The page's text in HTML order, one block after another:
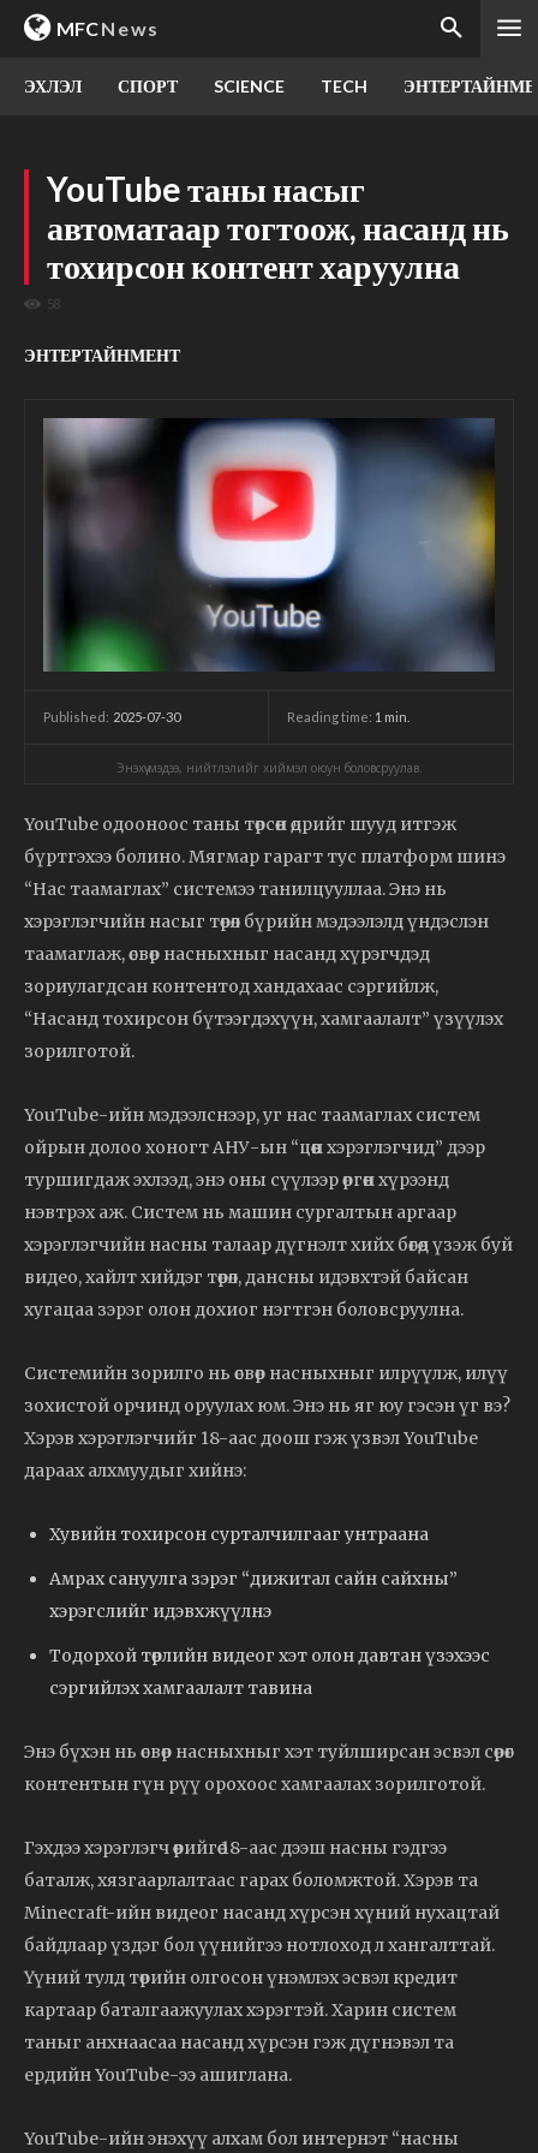
MFCNews
ЭХЛЭЛ СПОРТ SCIENCE TECH
YouTube таны насыг
автоматаар тогтоож, насанд нь
тохирсон контент харуулна
58
ЭНТЕРТАЙНМЕНТ
Published: 2025-07-30 Reading time: 1 min.
Энэхүү мэдээ, нийтлэлийг хиймэл оюун боловсруулав.
YouTube одооноос таны төрсөн өдрийг шууд итгэж
бүртгэхээ болино. Мягмар гарагт тус платформ шинэ
“Нас таамаглах” системээ танилцууллаа. Энэ нь
хэрэглэгчийн насыг төрөл бүрийн мэдээлэлд үндэслэн
таамаглаж, өсвөр насныхныг насанд хүрэгчдэд
зориулагдсан контентод хандахаас сэргийлж,
“Насанд тохирсон бүтээгдэхүүн, хамгаалалт” үзүүлэх
зорилготой.
YouTube-ийн мэдээлснээр, уг нас таамаглах систем
ойрын долоо хоногт АНУ-ын “цөөн хэрэглэгчид” дээр
туршигдаж эхлээд, энэ оны сүүлээр өргөн хүрээнд
нэвтрэх аж. Систем нь машин сургалтын аргаар
хэрэглэгчийн насны талаар дүгнэлт хийх бөгөөд үзэж буй
видео, хайлт хийдэг төрөл, дансны идэвхтэй байсан
хугацаа зэрэг олон дохиог нэгтгэн боловсруулна.
Системийн зорилго нь өсвөр насныхныг илрүүлж, илүү
зохистой орчинд оруулах юм. Энэ нь яг юу гэсэн үг вэ?
Хэрэв хэрэглэгчийг 18-аас доош гэж үзвэл YouTube
дараах алхмуудыг хийнэ:
Хувийн тохирсон сурталчилгааг унтраана
Амрах сануулга зэрэг “дижитал сайн сайхны”
хэрэгслийг идэвхжүүлнэ
Тодорхой төрлийн видеог хэт олон давтан үзэхээс
сэргийлэх хамгаалалт тавина
Энэ бүхэн нь өсвөр насныхныг хэт туйлширсан эсвэл сөрөг
контентын гүн рүү орохоос хамгаалах зорилготой.
Гэхдээ хэрэглэгч өөрийгөө 18-аас дээш насны гэдгээ
баталж, хязгаарлалтаас гарах боломжтой. Хэрэв та
Minecraft-ийн видеог насанд хүрсэн хүний нухацтай
байдлаар үздэг бол үүнийгээ нотлоход л хангалттай.
Үүний тулд төрийн олгосон үнэмлэх эсвэл кредит
картаар баталгаажуулах хэрэгтэй. Харин систем
таныг анхнаасаа насанд хүрсэн гэж дүгнэвэл та
ердийн YouTube-ээ ашиглана.
YouTube-ийн энэхүү алхам бол интернэт “насны